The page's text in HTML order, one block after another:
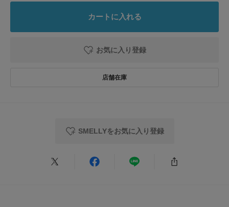
カートに入れる
お気に入り登録
SMELLYをお気に入り登録